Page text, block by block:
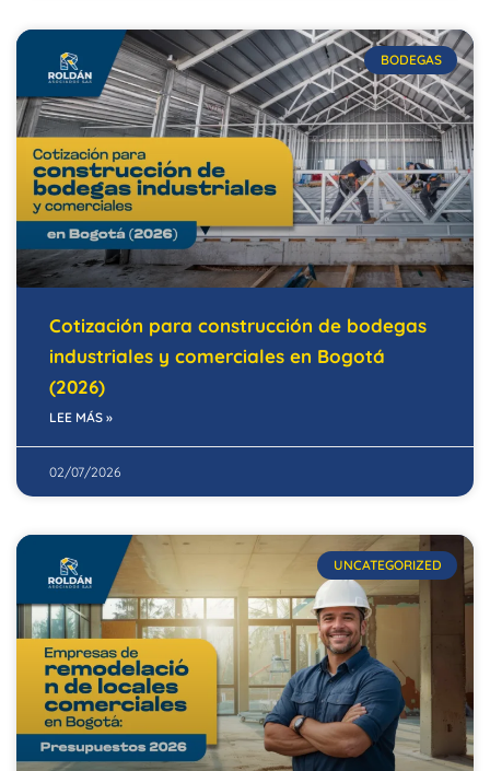
BODEGAS
Cotización para construcción de bodegas
industriales y comerciales en Bogotá
(2026)
LEE MÁS »
02/07/2026
UNCATEGORIZED